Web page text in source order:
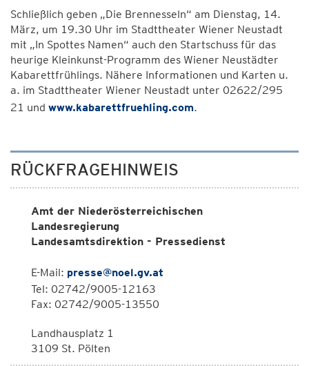
Schließlich geben „Die Brennesseln“ am Dienstag, 14.
März, um 19.30 Uhr im Stadttheater Wiener Neustadt
mit „In Spottes Namen“ auch den Startschuss für das
heurige Kleinkunst-Programm des Wiener Neustädter
Kabarettfrühlings. Nähere Informationen und Karten u.
a. im Stadttheater Wiener Neustadt unter 02622/295
21 und www.kabarettfruehling.com.
RÜCKFRAGEHINWEIS
Amt der Niederösterreichischen
Landesregierung
Landesamtsdirektion - Pressedienst
E-Mail: presse@noel.gv.at
Tel: 02742/9005-12163
Fax: 02742/9005-13550
Landhausplatz 1
3109 St. Pölten